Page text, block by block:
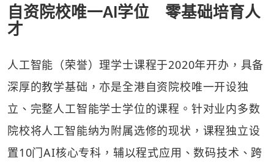
自资院校唯一AI学位 零基础培育人
才
人工智能（荣誉）理学士课程于2020年开办，具备
深厚的教学基础，亦是全港自资院校唯一开设独
立、完整人工智能学士学位的课程。针对业内多数
院校将人工智能纳为附属选修的现状，课程独立设
置10门AI核心专科，辅以程式应用、数码技术、跨